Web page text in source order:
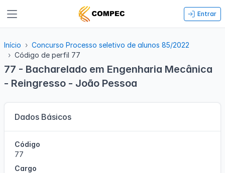
Entrar
Início
Concurso Processo seletivo de alunos 85/2022
Código de perfil 77
77 - Bacharelado em Engenharia Mecânica
- Reingresso - João Pessoa
Dados Básicos
Código
77
Cargo